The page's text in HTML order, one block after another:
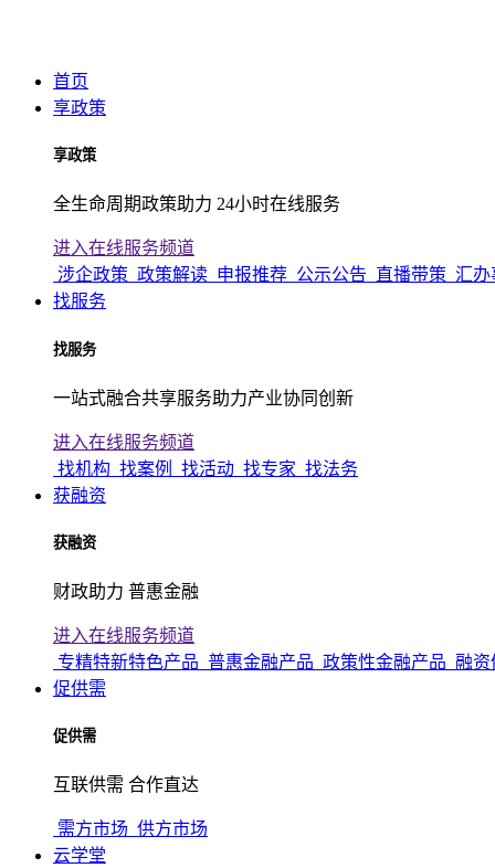
首页
享政策
享政策
全生命周期政策助力 24小时在线服务
进入在线服务频道
涉企政策 政策解读 申报推荐 公示公告 直播带策 汇办
找服务
找服务
一站式融合共享服务助力产业协同创新
进入在线服务频道
找机构 找案例 找活动 找专家 找法务
获融资
获融资
财政助力 普惠金融
进入在线服务频道
专精特新特色产品 普惠金融产品 政策性金融产品 融资
促供需
促供需
互联供需 合作直达
需方市场 供方市场
云学堂